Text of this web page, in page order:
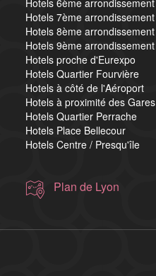
Hotels 7ème arrondissement
Hotels 8ème arrondissement
Hotels 9ème arrondissement
Hotels proche d'Eurexpo
Hotels Quartier Fourvière
Hotels à côté de l'Aéroport
Hotels à proximité des Gares
Hotels Quartier Perrache
Hotels Place Bellecour
Hotels Centre / Presqu'île
Plan de Lyon